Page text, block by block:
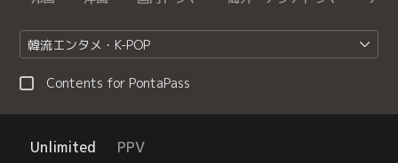
韓流エンタメ・K-POP
Contents for PontaPass
Unlimited PPV